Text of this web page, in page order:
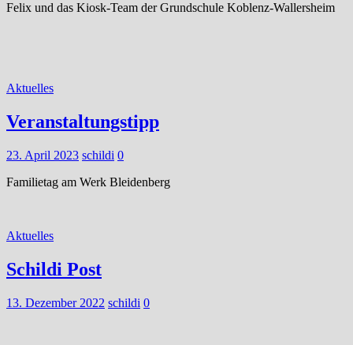
Felix und das Kiosk-Team der Grundschule Koblenz-Wallersheim
Aktuelles
Veranstaltungstipp
23. April 2023 schildi 0
Familietag am Werk Bleidenberg
Aktuelles
Schildi Post
13. Dezember 2022 schildi 0